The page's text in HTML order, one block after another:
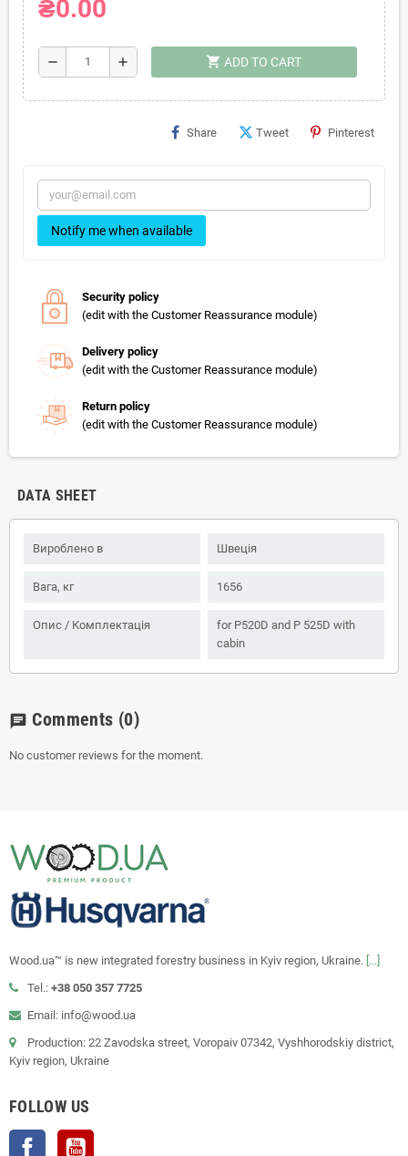
₴0.00
remove add shopping_cart ADD TO CART
Share Tweet Pinterest
Notify me when available
Security policy
(edit with the Customer Reassurance module)
Delivery policy
(edit with the Customer Reassurance module)
Return policy
(edit with the Customer Reassurance module)
DATA SHEET
Вироблено в Швеція
Вага, кг 1656
Опис / Комплектація
for P520D and P 525D with
cabin
chat Comments (0)
No customer reviews for the moment.
Wood.ua™ is new integrated forestry business in Kyiv region, Ukraine. [...]
Tel.: +38 050 357 7725
Email: info@wood.ua
Production: 22 Zavodska street, Voropaiv 07342, Vyshhorodskiy district,
Kyiv region, Ukraine
FOLLOW US
Facebook